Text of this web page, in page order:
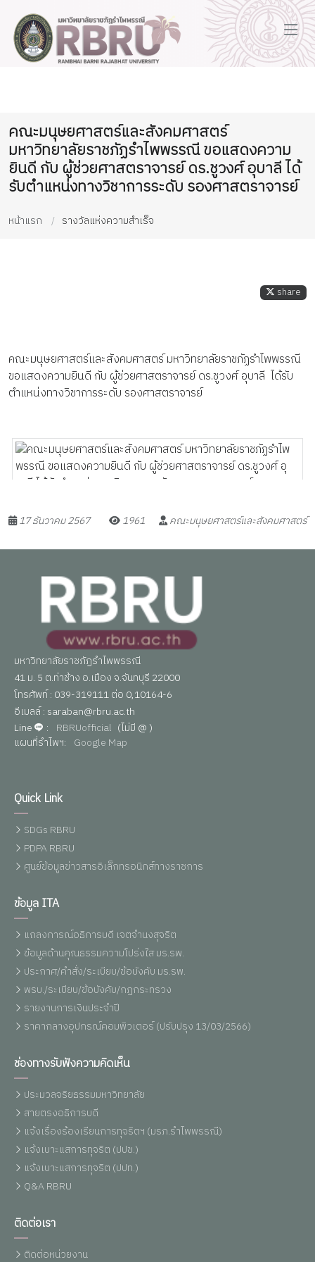
คณะมนุษยศาสตร์และสังคมศาสตร์
มหาวิทยาลัยราชภัฏรำไพพรรณี ขอแสดงความ
ยินดี กับ ผู้ช่วยศาสตราจารย์ ดร.ชูวงศ์ อุบาลี ได้
รับตำแหน่งทางวิชาการระดับ รองศาสตราจารย์
หน้าแรก รางวัลแห่งความสำเร็จ
share
คณะมนุษยศาสตร์และสังคมศาสตร์ มหาวิทยาลัยราชภัฏรำไพพรรณี
ขอแสดงความยินดี กับ ผู้ช่วยศาสตราจารย์ ดร.ชูวงศ์ อุบาลี ได้รับ
ตำแหน่งทางวิชาการระดับ รองศาสตราจารย์
17 ธันวาคม 2567 1961 คณะมนุษยศาสตร์และสังคมศาสตร์
มหาวิทยาลัยราชภัฏรำไพพรรณี
41 ม. 5 ต.ท่าช้าง อ.เมือง จ.จันทบุรี 22000
โทรศัพท์ : 039-319111 ต่อ 0,10164-6
อีเมลล์ : saraban@rbru.ac.th
Line
: RBRUofficial (ไม่มี @ )
แผนที่รำไพฯ: Google Map
Quick Link
SDGs RBRU
PDPA RBRU
ศูนย์ข้อมูลข่าวสารอิเล็กทรอนิกส์ทางราชการ
ข้อมูล ITA
แถลงการณ์อธิการบดี เจตจำนงสุจริต
ข้อมูลด้านคุณธรรมความโปร่งใส มร.รพ.
ประกาศ/คำสั่ง/ระเบียบ/ข้อบังคับ มร.รพ.
พรบ./ระเบียบ/ข้อบังคับ/กฏกระทรวง
รายงานการเงินประจำปี
ราคากลางอุปกรณ์คอมพิวเตอร์ (ปรับปรุง 13/03/2566)
ช่องทางรับฟังความคิดเห็น
ประมวลจริยธรรมมหาวิทยาลัย
สายตรงอธิการบดี
แจ้งเรื่องร้องเรียนการทุจริตฯ (มรภ.รำไพพรรณี)
แจ้งเบาะแสการทุจริต (ปปช.)
แจ้งเบาะแสการทุจริต (ปปท.)
Q&A RBRU
ติดต่อเรา
ติดต่อหน่วยงาน